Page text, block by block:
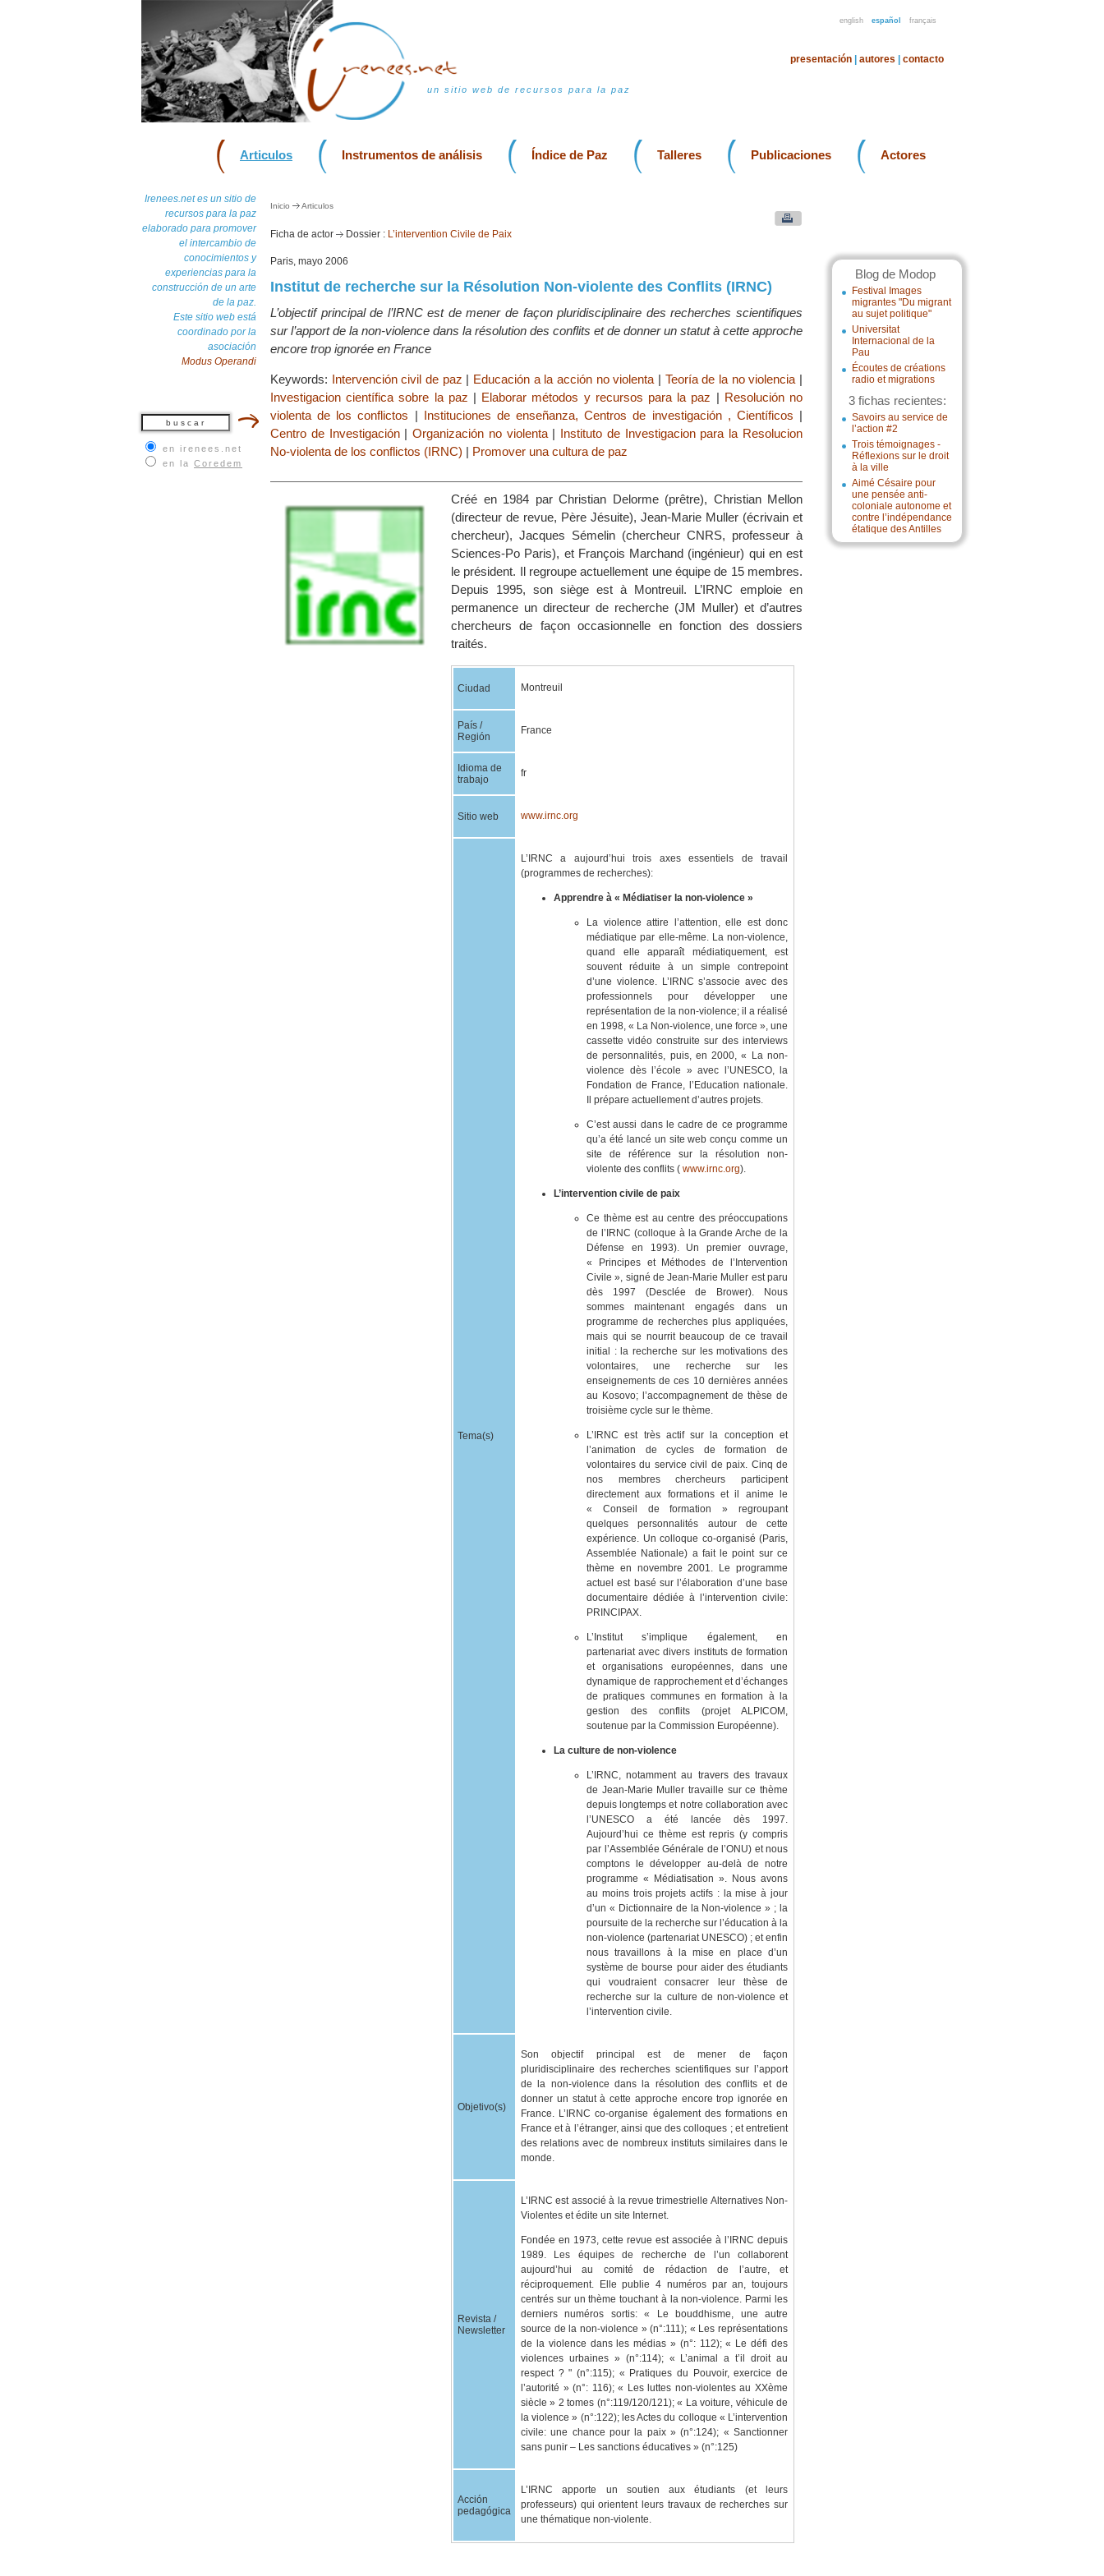
english español français
un sitio web de recursos para la paz
presentación autores contacto
Articulos Instrumentos de análisis Índice de Paz Talleres Publicaciones Actores
Irenees.net es un sitio de
recursos para la paz
elaborado para promover
el intercambio de
conocimientos y
experiencias para la
construcción de un arte
de la paz.
Este sitio web está
coordinado por la
asociación
Modus Operandi
en irenees.net
en la Coredem
Blog de Modop
Festival Images
migrantes "Du migrant
au sujet politique"
Universitat
Internacional de la
Pau
Écoutes de créations
radio et migrations
3 fichas recientes:
Savoirs au service de
l’action #2
Trois témoignages -
Réflexions sur le droit
à la ville
Aimé Césaire pour
une pensée anti-
coloniale autonome et
contre l’indépendance
étatique des Antilles
Inicio Articulos
Ficha de actor Dossier : L’intervention Civile de Paix
Paris, mayo 2006
Institut de recherche sur la Résolution Non-violente des Conflits (IRNC)
L’objectif principal de l’IRNC est de mener de façon pluridisciplinaire des recherches scientifiques
sur l’apport de la non-violence dans la résolution des conflits et de donner un statut à cette approche
encore trop ignorée en France
Keywords: Intervención civil de paz | Educación a la acción no violenta | Teoría de la no violencia |
Investigacion científica sobre la paz | Elaborar métodos y recursos para la paz | Resolución no
violenta de los conflictos | Instituciones de enseñanza, Centros de investigación , Científicos |
Centro de Investigación|Organización no violenta| Instituto de Investigacion para la Resolucion
No-violenta de los conflictos (IRNC) | Promover una cultura de paz
Créé en 1984 par Christian Delorme (prêtre), Christian Mellon
(directeur de revue, Père Jésuite), Jean-Marie Muller (écrivain et
chercheur), Jacques Sémelin (chercheur CNRS, professeur à
Sciences-Po Paris), et François Marchand (ingénieur) qui en est
le président. Il regroupe actuellement une équipe de 15 membres.
Depuis 1995, son siège est à Montreuil. L’IRNC emploie en
permanence un directeur de recherche (JM Muller) et d’autres
chercheurs de façon occasionnelle en fonction des dossiers
traités.
Ciudad Montreuil
País /
Región
France
Idioma de
trabajo
fr
Sitio web www.irnc.org
Tema(s)
L’IRNC a aujourd’hui trois axes essentiels de travail
(programmes de recherches):
Apprendre à « Médiatiser la non-violence »
La violence attire l’attention, elle est donc
médiatique par elle-même. La non-violence,
quand elle apparaît médiatiquement, est
souvent réduite à un simple contrepoint
d’une violence. L’IRNC s’associe avec des
professionnels pour développer une
représentation de la non-violence; il a réalisé
en 1998, « La Non-violence, une force », une
cassette vidéo construite sur des interviews
de personnalités, puis, en 2000, « La non-
violence dès l’école » avec l’UNESCO, la
Fondation de France, l’Education nationale.
Il prépare actuellement d’autres projets.
C’est aussi dans le cadre de ce programme
qu’a été lancé un site web conçu comme un
site de référence sur la résolution non-
violente des conflits ( www.irnc.org).
L’intervention civile de paix
Ce thème est au centre des préoccupations
de l’IRNC (colloque à la Grande Arche de la
Défense en 1993). Un premier ouvrage,
« Principes et Méthodes de l’Intervention
Civile », signé de Jean-Marie Muller est paru
dès 1997 (Desclée de Brower). Nous
sommes maintenant engagés dans un
programme de recherches plus appliquées,
mais qui se nourrit beaucoup de ce travail
initial : la recherche sur les motivations des
volontaires, une recherche sur les
enseignements de ces 10 dernières années
au Kosovo; l’accompagnement de thèse de
troisième cycle sur le thème.
L’IRNC est très actif sur la conception et
l’animation de cycles de formation de
volontaires du service civil de paix. Cinq de
nos membres chercheurs participent
directement aux formations et il anime le
« Conseil de formation » regroupant
quelques personnalités autour de cette
expérience. Un colloque co-organisé (Paris,
Assemblée Nationale) a fait le point sur ce
thème en novembre 2001. Le programme
actuel est basé sur l’élaboration d’une base
documentaire dédiée à l’intervention civile:
PRINCIPAX.
L’Institut s’implique également, en
partenariat avec divers instituts de formation
et organisations européennes, dans une
dynamique de rapprochement et d’échanges
de pratiques communes en formation à la
gestion des conflits (projet ALPICOM,
soutenue par la Commission Européenne).
La culture de non-violence
L’IRNC, notamment au travers des travaux
de Jean-Marie Muller travaille sur ce thème
depuis longtemps et notre collaboration avec
l’UNESCO a été lancée dès 1997.
Aujourd’hui ce thème est repris (y compris
par l’Assemblée Générale de l’ONU) et nous
comptons le développer au-delà de notre
programme « Médiatisation ». Nous avons
au moins trois projets actifs : la mise à jour
d’un « Dictionnaire de la Non-violence » ; la
poursuite de la recherche sur l’éducation à la
non-violence (partenariat UNESCO) ; et enfin
nous travaillons à la mise en place d’un
système de bourse pour aider des étudiants
qui voudraient consacrer leur thèse de
recherche sur la culture de non-violence et
l’intervention civile.
Objetivo(s)
Son objectif principal est de mener de façon
pluridisciplinaire des recherches scientifiques sur l’apport
de la non-violence dans la résolution des conflits et de
donner un statut à cette approche encore trop ignorée en
France. L’IRNC co-organise également des formations en
France et à l’étranger, ainsi que des colloques ; et entretient
des relations avec de nombreux instituts similaires dans le
monde.
Revista /
Newsletter
L’IRNC est associé à la revue trimestrielle Alternatives Non-
Violentes et édite un site Internet.
Fondée en 1973, cette revue est associée à l’IRNC depuis
1989. Les équipes de recherche de l’un collaborent
aujourd’hui au comité de rédaction de l’autre, et
réciproquement. Elle publie 4 numéros par an, toujours
centrés sur un thème touchant à la non-violence. Parmi les
derniers numéros sortis: « Le bouddhisme, une autre
source de la non-violence » (n°:111); « Les représentations
de la violence dans les médias » (n°: 112); « Le défi des
violences urbaines » (n°:114); « L’animal a t’il droit au
respect ? " (n°:115); « Pratiques du Pouvoir, exercice de
l’autorité » (n°: 116); « Les luttes non-violentes au XXème
siècle » 2 tomes (n°:119/120/121); « La voiture, véhicule de
la violence » (n°:122); les Actes du colloque « L’intervention
civile: une chance pour la paix » (n°:124); « Sanctionner
sans punir – Les sanctions éducatives » (n°:125)
Acción
pedagógica
L’IRNC apporte un soutien aux étudiants (et leurs
professeurs) qui orientent leurs travaux de recherches sur
une thématique non-violente.